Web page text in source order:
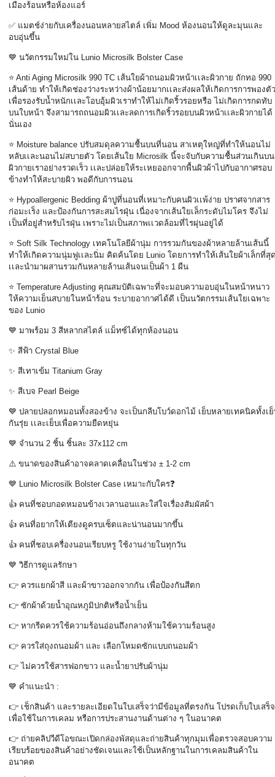
เมืองร้อนหรือห้องแอร์
✅ แมตช์ง่ายกับเครื่องนอนหลายสไตล์ เพิ่ม Mood ห้องนอนให้ดูละมุนและ
อบอุ่นขึ้น
💙 นวัตกรรมใหม่ใน Lunio Microsilk Bolster Case
⭐ Anti Aging Microsilk 990 TC เส้นใยผ้าถนอมผิวหน้าเเละผิวกาย ถักทอ 990
เส้นด้าย ทำให้เกิดช่องว่างระหว่างผ้าน้อยมากเเละส่งผลให้เกิดการการพองตัว
เพื่อรองรับน้ำหนักเเละโอบอุ้มผิวเราทำให้ไม่เกิดริ้วรอยหรือ ไม่เกิดการกดทับ
บนใบหน้า จึงสามารถถนอมผิวเเละลดการเกิดริ้วรอยบนผิวหน้าเเละผิวกายได้
นั่นเอง
⭐ Moisture balance ปรับสมดุลความชื้นบนที่นอน สาเหตุใหญ่ที่ทำให้นอนไม่
หลับเเละนอนไม่สบายตัว โดยเส้นใย Microsilk นี้จะจับกับความชื้นส่วนเกินบน
ผิวกายเราอย่างรวดเร็ว เเละปล่อยให้ระเหยออกจากพื้นผิวผ้าไปกับอากาศรอบ
ข้างทำให้สะบายผิว พอดีกับการนอน
⭐ Hypoallergenic Bedding ผ้าปูที่นอนที่เหมาะกับคนผิวเเพ้ง่าย ปราศจากสาร
ก่อมะเร็ง และป้องกันการสะสมไรฝุ่น เนื่องจากเส้นใยเล็กระดับไมโคร จึงไม่
เป็นที่อยู่สำหรับไรฝุ่น เพราะไม่เป็นสภาพเเวดล้อมที่ไรผุ่นอยู่ได้
⭐ Soft Silk Technology เทคโนโลยีผ้านุ่ม การรวมกันของผ้าหลายล้านเส้นนี้
ทำให้เกิดความนุ่มฟูเเละนิ่ม คิดค้นโดย Lunio โดยการทำให้เส้นใยผ้าเล็กที่สุ
เเละนำมาผสานรวมกันหลายล้านเส้นจนเป็นผ้า 1 ผืน
⭐ Temperature Adjusting คุณสมบัติเฉพาะที่จะมอบความอบอุ่นในหน้าหนาว
ให้ความเย็นสบายในหน้าร้อน ระบายอากาศได้ดี เป็นนวัตกรรมเส้นใยเฉพาะ
ของ Lunio
💙 มาพร้อม 3 สีหลากสไตล์ แม็ทซ์ได้ทุกห้องนอน
✨ สีฟ้า Crystal Blue
✨ สีเทาเข้ม Titanium Gray
✨ สีเบจ Pearl Beige
💙 ปลายปลอกหมอนทั้งสองข้าง จะเป็นกลีบโบว์ดอกไม้ เย็บหลายเทคนิคทั้งเ
กันรุ่ย เเละเย็บเพื่อความยืดหยุ่น
💙 จำนวน 2 ชิ้น ชิ้นละ 37x112 cm
⚠️ ขนาดของสินค้าอาจคลาดเคลื่อนในช่วง ± 1-2 cm
💙 Lunio Microsilk Bolster Case เหมาะกับใคร❓
👍 คนที่ชอบกอดหมอนข้างเวลานอนและใส่ใจเรื่องสัมผัสผ้า
👍 คนที่อยากให้เตียงดูครบเซ็ตและน่านอนมากขึ้น
👍 คนที่ชอบเครื่องนอนเรียบหรู ใช้งานง่ายในทุกวัน
💙 วิธีการดูแลรักษา
👉 ควรแยกผ้าสี และผ้าขาวออกจากกัน เพื่อป้องกันสีตก
👉 ซักผ้าด้วยน้ำอุณหภูมิปกติหรือน้ำเย็น
👉 หากรีดควรใช้ความร้อนอ่อนถึงกลางห้ามใช้ความร้อนสูง
👉 ควรใส่ถุงถนอมผ้า และ เลือกโหมดซักแบบถนอมผ้า
👉 ไม่ควรใช้สารฟอกขาว และน้ำยาปรับผ้านุ่ม
💙 คำแนะนำ :
👉 เช็กสินค้า และรายละเอียดในใบเสร็จว่ามีข้อมูลที่ตรงกัน โปรดเก็บใบเสร็จ
เพื่อใช้ในการเคลม หรือการประสานงานด้านต่าง ๆ ในอนาคต
👉 ถ่ายคลิปวีดีโอขณะเปิดกล่องพัสดุและถ่ายสินค้าทุกมุมเพื่อตรวจสอบความ
เรียบร้อยของสินค้าอย่างชัดเจนและใช้เป็นหลักฐานในการเคลมสินค้าใน
อนาคต